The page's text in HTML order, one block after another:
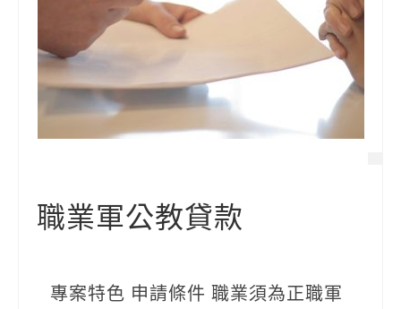
時事解析
生活理財
房產Q&A
職業軍公教貸款
專案特色 申請條件 職業須為正職軍